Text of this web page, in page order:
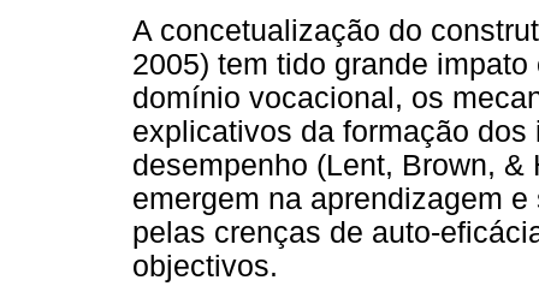
A concetualização do
2005) tem tido grande
domínio vocacional, os
explicativos da formação
desempenho (Lent, Brown,
emergem na aprendizagem
pelas crenças de auto-
objectivos.